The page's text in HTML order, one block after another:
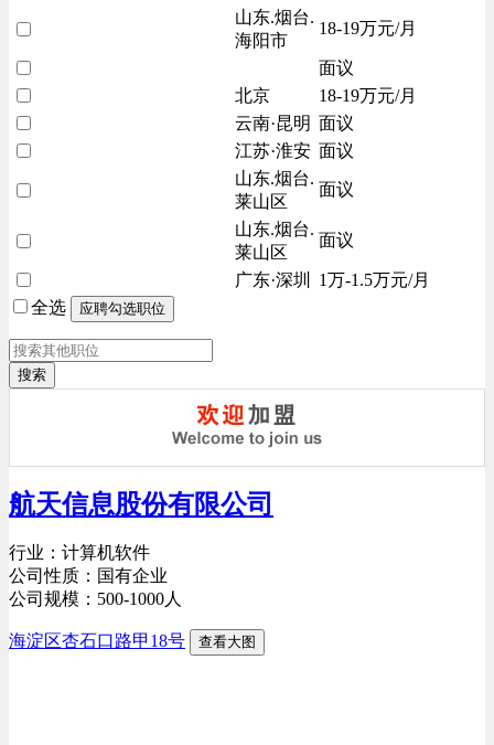
山东.烟台.
海阳市
18-19万元/月
面议
北京
18-19万元/月
云南·昆明 面议
江苏·淮安 面议
山东.烟台.
莱山区
面议
山东.烟台.
莱山区
面议
广东·深圳
1万-1.5万元/月
全选
搜索
航天信息股份有限公司
行业：计算机软件
公司性质：国有企业
公司规模：500-1000人
海淀区杏石口路甲18号 查看大图